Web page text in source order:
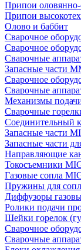
Припои
Припои
Олово и баббит
Сварочное
Сварочное
Сварочные
Запасные части
Сварочное
Сварочные
Механизмы
Сварочные
Соединительный
Запасные части
Запасные части
Направляющие
Токосъемники
Газовые сопла
Пружины для
Диффузоры
Ролики подачи
Шейки горелок
Сварочное
Сварочные